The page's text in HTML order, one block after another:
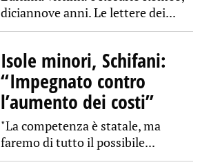
diciannove anni. Le lettere dei...
Isole minori, Schifani:
“Impegnato contro
l’aumento dei costi”
"La competenza è statale, ma
faremo di tutto il possibile...